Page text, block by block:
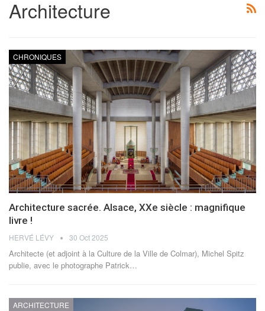
Architecture
CHRONIQUES
Architecture sacrée. Alsace, XXe siècle : magnifique
livre !
HERVÉ LÉVY 30 Oct 2025
Architecte (et adjoint à la Culture de la Ville de Colmar), Michel Spitz
publie, avec le photographe Patrick…
ARCHITECTURE